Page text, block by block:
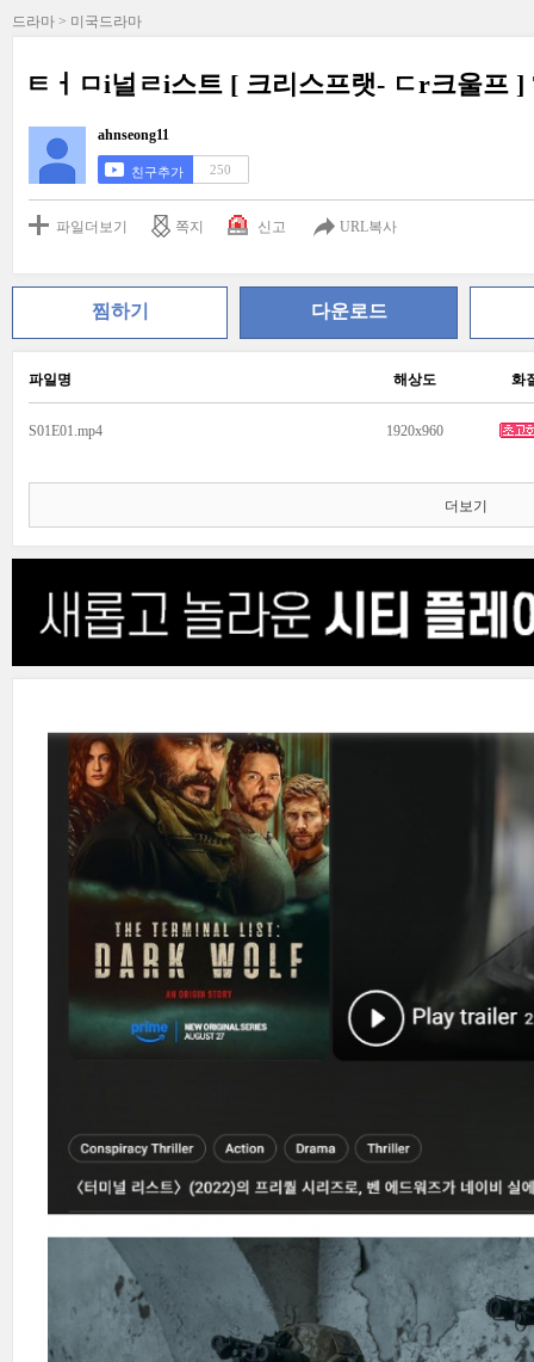
드라마 > 미국드라마
ㅌㅓㅁi널ㄹi스트 [ 크리스프랫- ㄷr크울프 ]
ahnseong11
친구추가 250
파일더보기 쪽지 신고 URL복사
찜하기 다운로드
파일명 해상도 화
S01E01.mp4 1920x960
더보기